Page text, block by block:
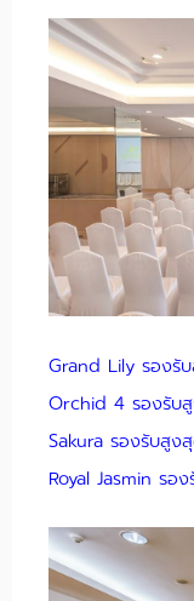
Grand Lily รองรั
Orchid 4 รองรับ
Sakura รองรับสู
Royal Jasmin ร